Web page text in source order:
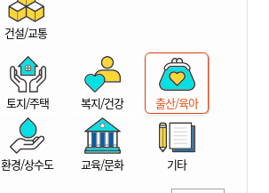
시
산
건설/교통
토지/주택 복지/건강 출산/육아
환경/상수도 교육/문화 기타